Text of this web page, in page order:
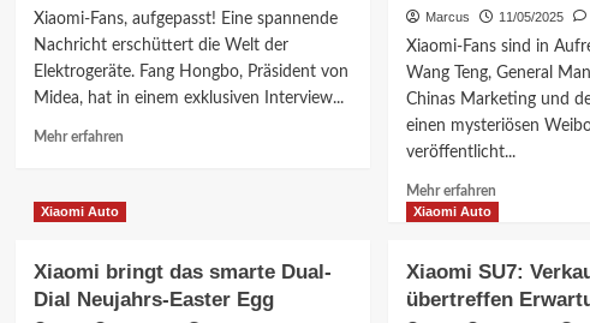
Details,
Auswirkungen
&
Lehren!
wissen
müssen
–
Infos
&
Xiaomi-Fans, aufgepasst! Eine spannende
Nachricht erschüttert die Welt der
Elektrogeräte. Fang Hongbo, Präsident von
Midea, hat in einem exklusiven Interview...
Mehr erfahrenMehr
Xiaomi
vs.
Der
Wettstreit
Marcus 11/05/2025
Xiaomi-Fans sind in
Wang Teng, General
Chinas Marketing und
einen mysteriösen
veröffentlicht...
Mehr erfahrenMehr
15S
Pro
Xiaomi Auto
Xiaomi bringt das smarte Dual-
Dial Neujahrs-Easter Egg
Xiaomi Auto
Xiaomi SU7:
übertreffen